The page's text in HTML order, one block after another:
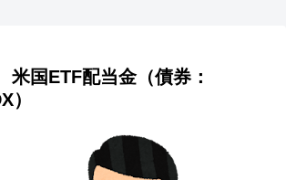
国ETF配当金（債券：
）